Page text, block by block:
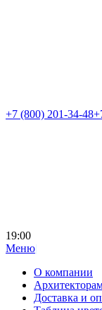
+7 (800) 201-34-48
19:00
Меню|
О компании
Доставка и